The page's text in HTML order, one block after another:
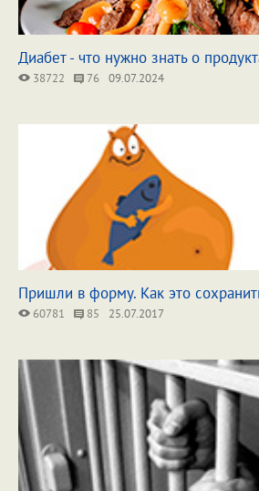
Диабет - что нужно знать о
38722 76 09.07.2024
Пришли в форму. Как это
60781 85 25.07.2017